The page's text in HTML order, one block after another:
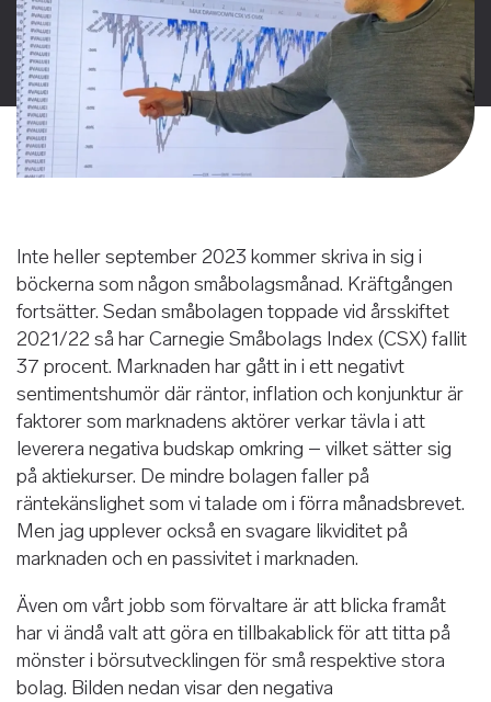
Inte heller september 2023 kommer skriva in sig i
böckerna som någon småbolagsmånad. Kräftgången
fortsätter. Sedan småbolagen toppade vid årsskiftet
2021/22 så har Carnegie Småbolags Index (CSX) fallit
37 procent. Marknaden har gått in i ett negativt
sentimentshumör där räntor, inflation och konjunktur är
faktorer som marknadens aktörer verkar tävla i att
leverera negativa budskap omkring – vilket sätter sig
på aktiekurser. De mindre bolagen faller på
räntekänslighet som vi talade om i förra månadsbrevet.
Men jag upplever också en svagare likviditet på
marknaden och en passivitet i marknaden.
Även om vårt jobb som förvaltare är att blicka framåt
har vi ändå valt att göra en tillbakablick för att titta på
mönster i börsutvecklingen för små respektive stora
bolag. Bilden nedan visar den negativa